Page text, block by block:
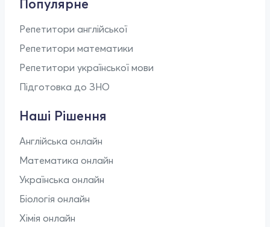
Популярне
Репетитори англійської
Репетитори математики
Репетитори української мови
Підготовка до ЗНО
Наші Рішення
Англійська онлайн
Математика онлайн
Українська онлайн
Біологія онлайн
Хімія онлайн